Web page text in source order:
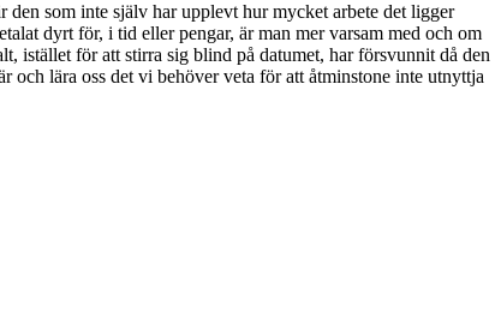
den som inte själv har upplevt hur mycket arbete det ligger
dyrt för, i tid eller pengar, är man mer varsam med och om
istället för att stirra sig blind på datumet, har försvunnit då den
lära oss det vi behöver veta för att åtminstone inte utnyttja